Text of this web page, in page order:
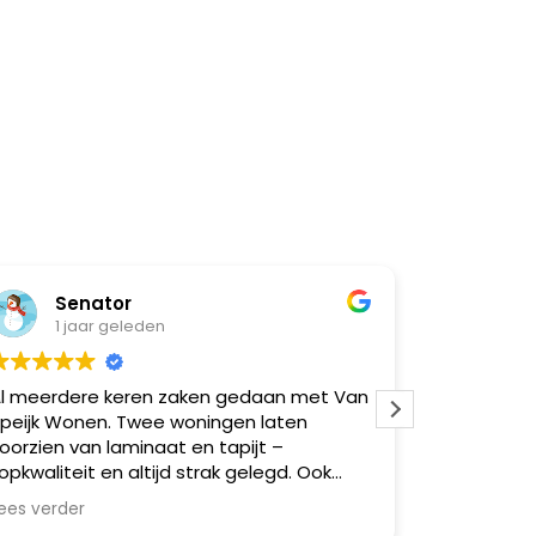
Senator
1 jaar geleden
meerdere keren zaken gedaan met Van
Wonen. Twee woningen laten
van laminaat en tapijt –
en altijd strak gelegd. Ook
vrienden via mij geholpen,
zeer tevreden. Betrouwbaar,
verder